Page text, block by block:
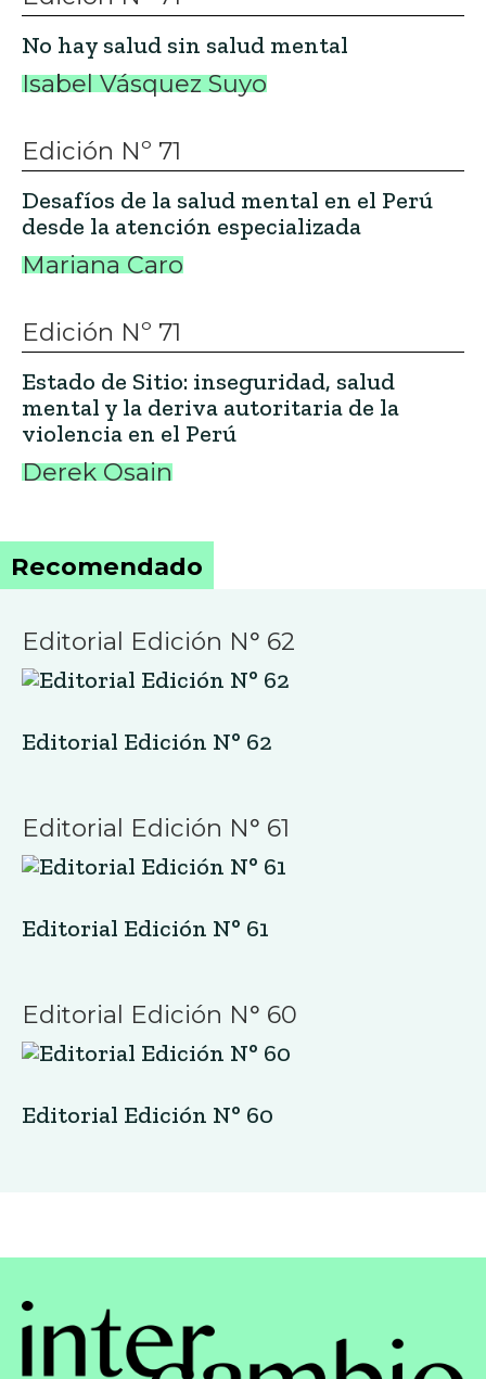
No hay salud sin salud mental
Isabel Vásquez Suyo
Edición Nº 71
Desafíos de la salud mental en el Perú
desde la atención especializada
Mariana Caro
Edición Nº 71
Estado de Sitio: inseguridad, salud
mental y la deriva autoritaria de la
violencia en el Perú
Derek Osain
Recomendado
Editorial Edición N° 62
Editorial Edición N° 62
Editorial Edición N° 61
Editorial Edición N° 61
Editorial Edición N° 60
Editorial Edición N° 60